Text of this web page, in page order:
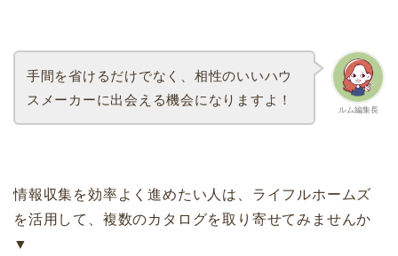
ルム編集長
手間を省けるだけでなく、相性のいいハウ
スメーカーに出会える機会になりますよ！
情報収集を効率よく進めたい人は、ライフルホームズ
を活用して、複数のカタログを取り寄せてみませんか
▼